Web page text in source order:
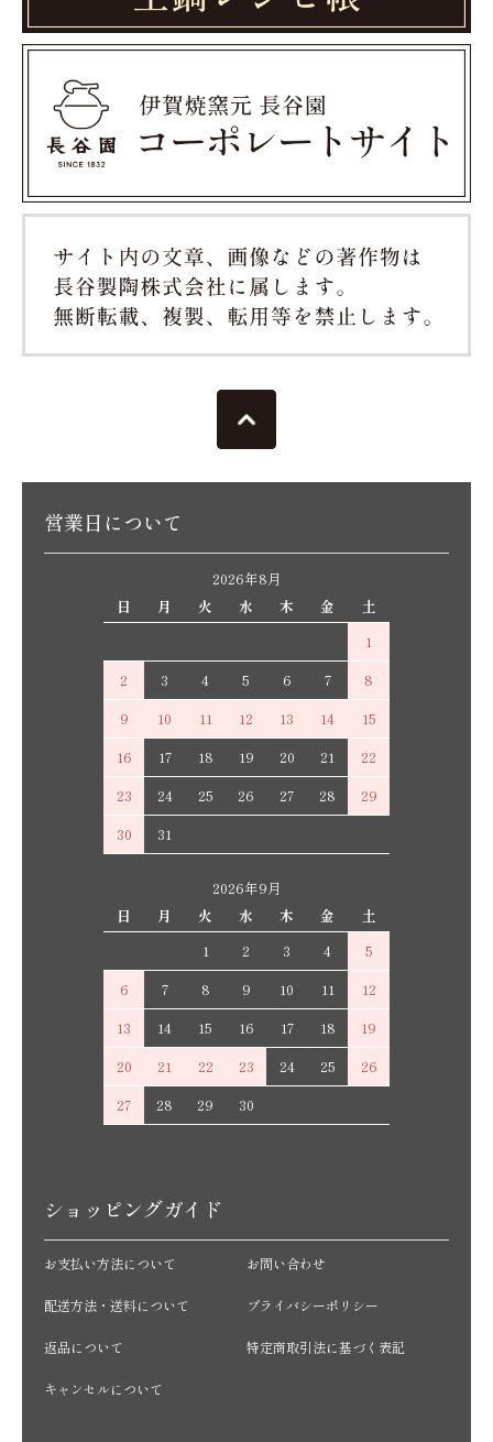
営業日について
2026年8月
日
月 火 水 木 金
土
1
2
3 4 5 6 7
8
9
10 11 12 13 14
15
16
17 18 19 20 21
22
23
24 25 26 27 28
29
30
31
2026年9月
日
月 火 水 木 金
土
1
2 3 4
5
6
7 8 9 10 11
12
13
14 15 16 17 18
19
20
21 22 23 24 25
26
27
28 29 30
ショッピングガイド
お支払い方法について
配送方法・送料について
返品について
キャンセルについて
お問い合わせ
プライバシーポリシー
特定商取引法に基づく表記